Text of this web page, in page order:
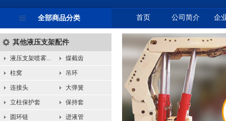
全部商品分类
其他液压支架配件
液压支架喷雾... 煤截齿
柱窝 吊环
连接头 大弹簧
立柱保护套 保持套
圆环链 进液管
首页 公司简介 企